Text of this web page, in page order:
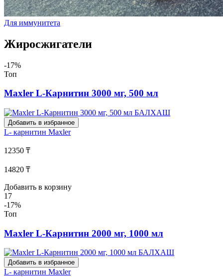
Для иммунитета
Жиросжигатели
-17%
Топ
Maxler L-Карнитин 3000 мг, 500 мл
Добавить в избранное
L- карнитин Maxler
12350 ₸
14820 ₸
Добавить в корзину
17
-17%
Топ
Maxler L-Карнитин 2000 мг, 1000 мл
Добавить в избранное
L- карнитин Maxler